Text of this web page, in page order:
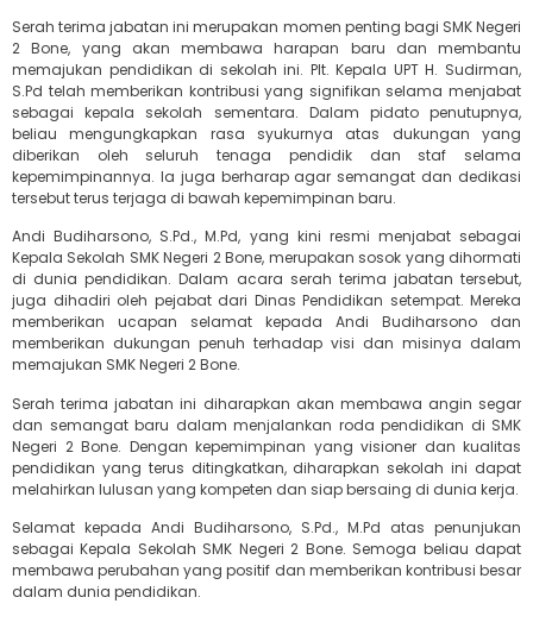
Serah terima jabatan ini merupakan momen penting bagi SMK Negeri
2 Bone, yang akan membawa harapan baru dan membantu
memajukan pendidikan di sekolah ini. Plt. Kepala UPT H. Sudirman,
S.Pd telah memberikan kontribusi yang signifikan selama menjabat
sebagai kepala sekolah sementara. Dalam pidato penutupnya,
beliau mengungkapkan rasa syukurnya atas dukungan yang
diberikan oleh seluruh tenaga pendidik dan staf selama
kepemimpinannya. Ia juga berharap agar semangat dan dedikasi
tersebut terus terjaga di bawah kepemimpinan baru.
Andi Budiharsono, S.Pd., M.Pd, yang kini resmi menjabat sebagai
Kepala Sekolah SMK Negeri 2 Bone, merupakan sosok yang dihormati
di dunia pendidikan. Dalam acara serah terima jabatan tersebut,
juga dihadiri oleh pejabat dari Dinas Pendidikan setempat. Mereka
memberikan ucapan selamat kepada Andi Budiharsono dan
memberikan dukungan penuh terhadap visi dan misinya dalam
memajukan SMK Negeri 2 Bone.
Serah terima jabatan ini diharapkan akan membawa angin segar
dan semangat baru dalam menjalankan roda pendidikan di SMK
Negeri 2 Bone. Dengan kepemimpinan yang visioner dan kualitas
pendidikan yang terus ditingkatkan, diharapkan sekolah ini dapat
melahirkan lulusan yang kompeten dan siap bersaing di dunia kerja.
Selamat kepada Andi Budiharsono, S.Pd., M.Pd atas penunjukan
sebagai Kepala Sekolah SMK Negeri 2 Bone. Semoga beliau dapat
membawa perubahan yang positif dan memberikan kontribusi besar
dalam dunia pendidikan.